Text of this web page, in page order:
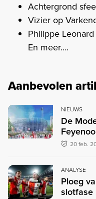
Achtergrond
Vizier op
Philippe Leonard
En meer….
Aanbevolen
NIEUWS
De
20 feb.
ANALYSE
Ploeg
slotfase